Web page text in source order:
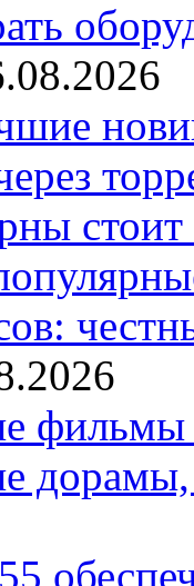
стоит
фильмы
дорамы,